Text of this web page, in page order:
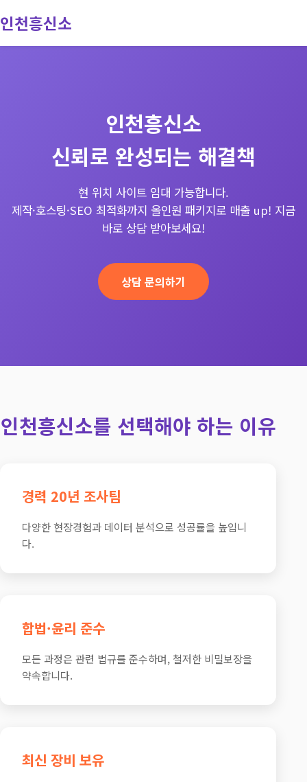
인천흥신소
진행과정
인천흥신소
신뢰로 완성되는 해결책
현 위치 사이트 임대 가능합니다.
제작·호스팅·SEO 최적화까지 올인원 패키지로 매출 up! 지금
바로 상담 받아보세요!
상담 문의하기
인천흥신소를 선택해야 하는 이유
경력 20년 조사팀
다양한 현장경험과 데이터 분석으로 성공률을 높입니
다.
합법·윤리 준수
모든 과정은 관련 법규를 준수하며, 철저한 비밀보장을
약속합니다.
최신 장비 보유